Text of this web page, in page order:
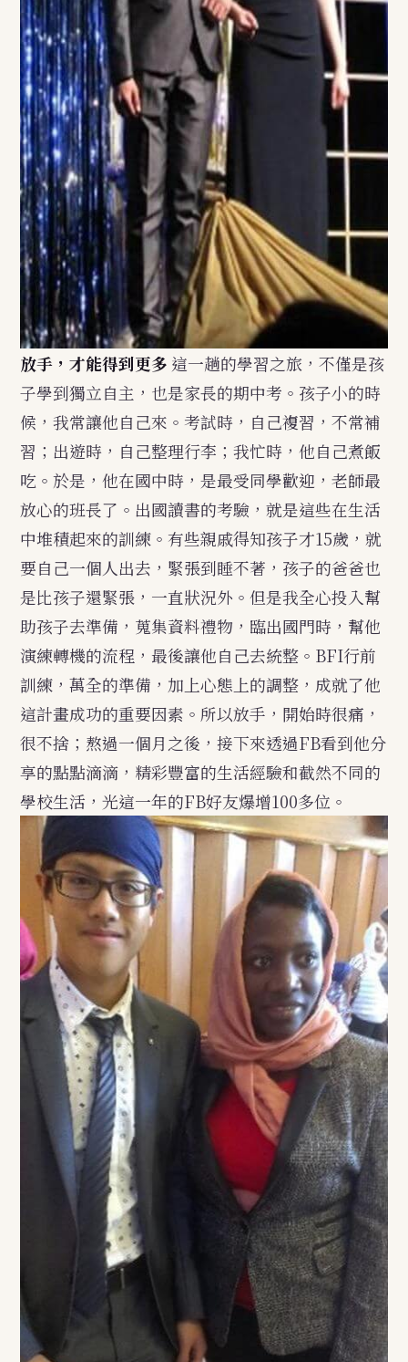
放手，才能得到更多 這一趟的學習之旅，不僅是孩
子學到獨立自主，也是家長的期中考。孩子小的時
候，我常讓他自己來。考試時，自己複習，不常補
習；出遊時，自己整理行李；我忙時，他自己煮飯
吃。於是，他在國中時，是最受同學歡迎，老師最
放心的班長了。出國讀書的考驗，就是這些在生活
中堆積起來的訓練。有些親戚得知孩子才15歲，就
要自己一個人出去，緊張到睡不著，孩子的爸爸也
是比孩子還緊張，一直狀況外。但是我全心投入幫
助孩子去準備，蒐集資料禮物，臨出國門時，幫他
演練轉機的流程，最後讓他自己去統整。BFI行前
訓練，萬全的準備，加上心態上的調整，成就了他
這計畫成功的重要因素。所以放手，開始時很痛，
很不捨；熬過一個月之後，接下來透過FB看到他分
享的點點滴滴，精彩豐富的生活經驗和截然不同的
學校生活，光這一年的FB好友爆增100多位。